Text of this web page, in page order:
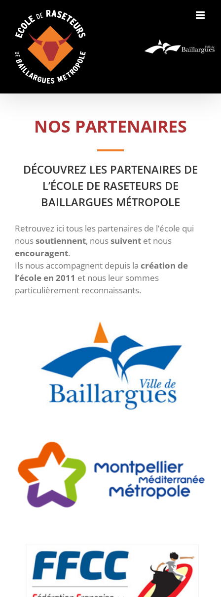
content
NOS PARTENAIRES
DÉCOUVREZ LES PARTENAIRES DE
L’ÉCOLE DE RASETEURS DE
BAILLARGUES MÉTROPOLE
Retrouvez ici tous les partenaires de l’école qui
noussoutiennent, noussuivent et nous
encouragent.
Ils nous accompagnent depuis la création de
l’école en 2011 et nous leur sommes
particulièrement reconnaissants.